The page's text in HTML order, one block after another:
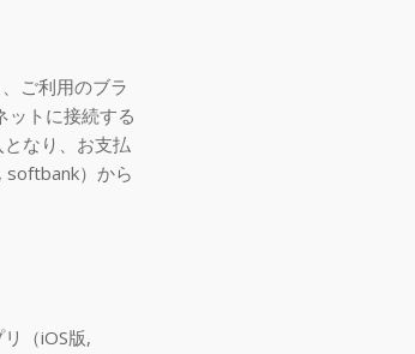
ご利用のブラ
ットに接続する
となり、お支払
softbank）から
（iOS版,